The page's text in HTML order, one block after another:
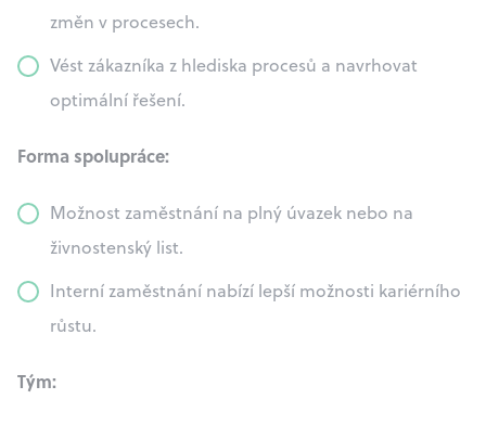
změn v procesech.
Vést zákazníka z hlediska procesů a navrhovat
optimální řešení.
Forma spolupráce:
Možnost zaměstnání na plný úvazek nebo na
živnostenský list.
Interní zaměstnání nabízí lepší možnosti kariérního
růstu.
Tým: